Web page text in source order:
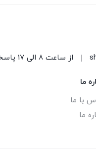
از ساعت 8 الی 17 پاسخگوی شما هستیم.
ما
با ما
ما